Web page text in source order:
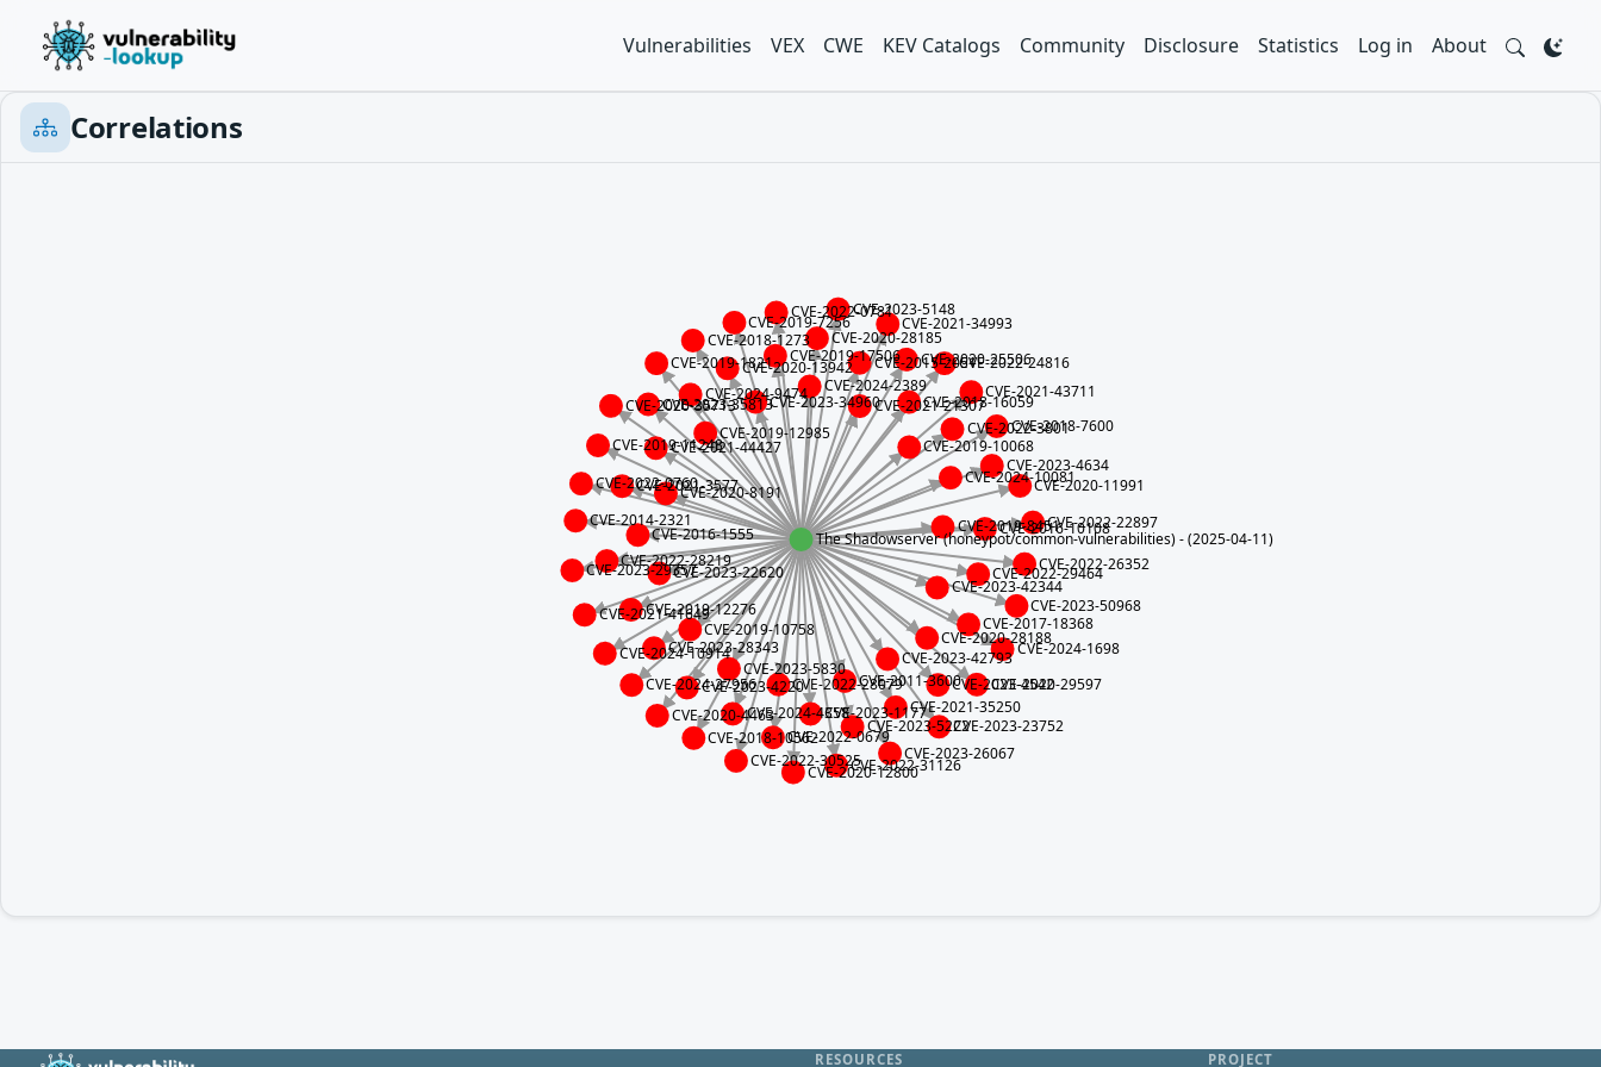
Vulnerabilities VEX CWE KEV Catalogs Community Disclosure Statistics Log in About
Correlations
The Shadowserver (honeypot/common-vulnerabilities) - (2025-04-11)
CVE-2019-10758
CVE-2024-2389
CVE-2023-42793
CVE-2016-1555
CVE-2019-10068
CVE-2022-28079
CVE-2023-34960
CVE-2023-42344
CVE-2023-22620
CVE-2021-21307
CVE-2011-3600
CVE-2020-8191
CVE-2019-8451
CVE-2023-5830
CVE-2019-17506
CVE-2020-28188
CVE-2022-28219
CVE-2018-16059
CVE-2023-1177
CVE-2019-12985
CVE-2022-29464
CVE-2023-28343
CVE-2015-2051
CVE-2021-35250
CVE-2021-3577 CVE-2024-10081
CVE-2024-4358
CVE-2020-13942
CVE-2017-18368
CVE-2019-12276
CVE-2020-25506
CVE-2023-5222
CVE-2021-44427
CVE-2016-10108
CVE-2023-4220
CVE-2020-28185
CVE-2023-4542
CVE-2022-0760
CVE-2022-3801
CVE-2022-0679
CVE-2019-1821
CVE-2022-26352
CVE-2024-10914
CVE-2021-34993
CVE-2023-26067
CVE-2020-35713
CVE-2023-4634
CVE-2018-10562
CVE-2019-7256
CVE-2024-1698
CVE-2023-29357
CVE-2021-43711
CVE-2020-12800
CVE-2024-9474
CVE-2022-22897
CVE-2024-27956
CVE-2023-5148
CVE-2023-23752
CVE-2019-11248
CVE-2018-7600
CVE-2022-30525
CVE-2018-1273
CVE-2023-50968
CVE-2021-41649
CVE-2022-24816
CVE-2022-31126
CVE-2023-35813
CVE-2020-11991
CVE-2020-4463
CVE-2022-0781
CVE-2020-29597
CVE-2014-2321
RESOURCES PROJECT